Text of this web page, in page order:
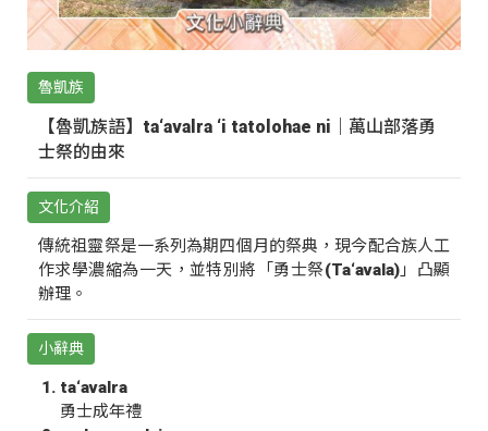
魯凱族
【魯凱族語】ta‘avalra ‘i tatolohae ni｜萬山部落勇
士祭的由來
文化介紹
傳統祖靈祭是一系列為期四個月的祭典，現今配合族人工
作求學濃縮為一天，並特別將「勇士祭(Ta‘avala)」凸顯
辦理。
小辭典
ta‘avalra
勇士成年禮